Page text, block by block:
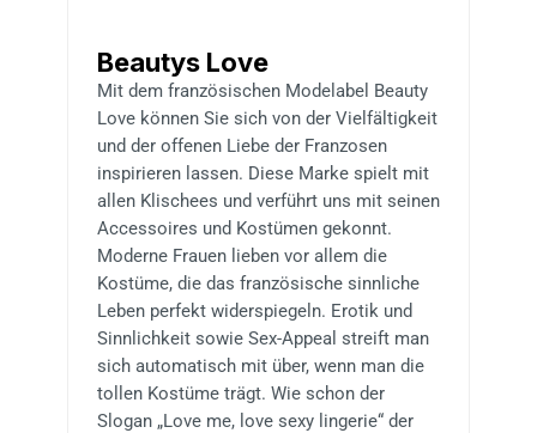
Beautys Love
Mit dem französischen Modelabel Beauty
Love können Sie sich von der Vielfältigkeit
und der offenen Liebe der Franzosen
inspirieren lassen. Diese Marke spielt mit
allen Klischees und verführt uns mit seinen
Accessoires und Kostümen gekonnt.
Moderne Frauen lieben vor allem die
Kostüme, die das französische sinnliche
Leben perfekt widerspiegeln. Erotik und
Sinnlichkeit sowie Sex-Appeal streift man
sich automatisch mit über, wenn man die
tollen Kostüme trägt. Wie schon der
Slogan „Love me, love sexy lingerie“ der